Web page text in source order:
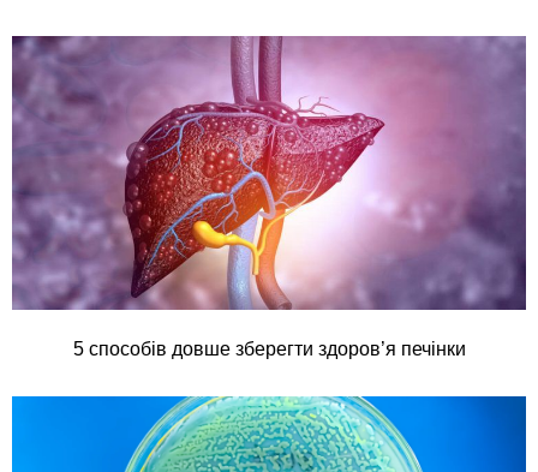
5 способів довше зберегти здоров’я печінки